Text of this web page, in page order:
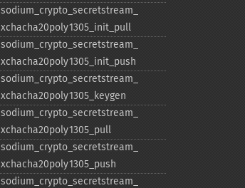
sodium_​crypto_​secretstream_​
xchacha20poly1305_​init_​pull
sodium_​crypto_​secretstream_​
xchacha20poly1305_​init_​push
sodium_​crypto_​secretstream_​
xchacha20poly1305_​keygen
sodium_​crypto_​secretstream_​
xchacha20poly1305_​pull
sodium_​crypto_​secretstream_​
xchacha20poly1305_​push
sodium_​crypto_​secretstream_​